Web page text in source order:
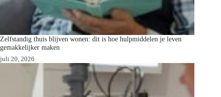
Zelfstandig thuis blijven wonen: dit is hoe hulpmiddelen je leven
gemakkelijker maken
juli 20, 2026